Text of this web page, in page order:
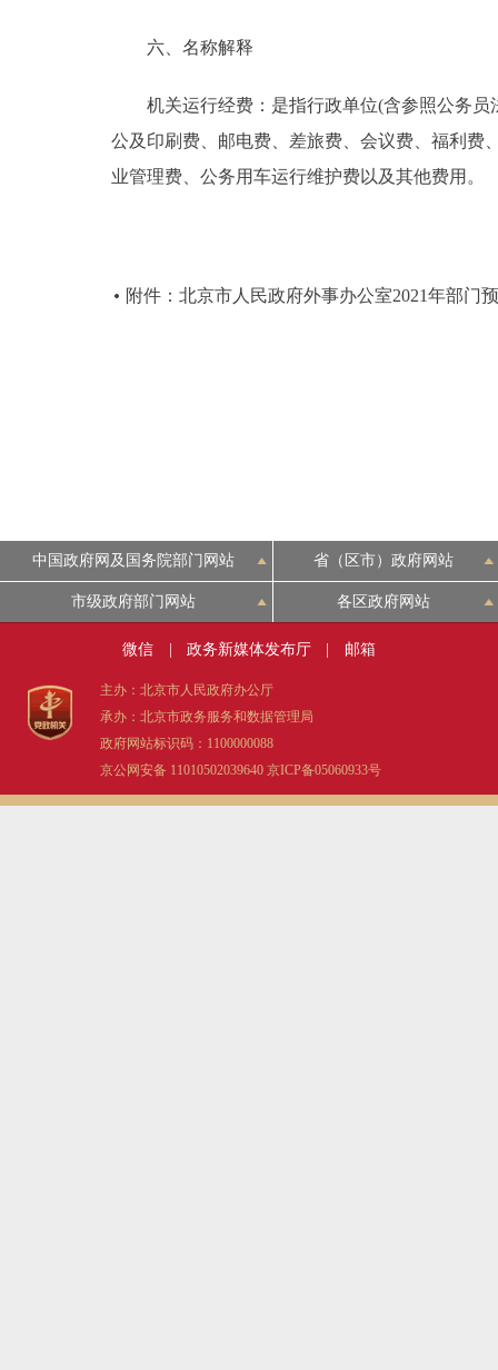
六、名称解释
机关运行经费：是指行政单位(含参照公务员
公及印刷费、邮电费、差旅费、会议费、福利费
业管理费、公务用车运行维护费以及其他费用。
附件：北京市人民政府外事办公室2021年部门
中国政府网及国务院部门网站 省（区市）政府网站
市级政府部门网站 各区政府网站
微信 政务新媒体发布厅 邮箱
主办：北京市人民政府办公厅
承办：北京市政务服务和数据管理局
政府网站标识码：1100000088
京公网安备 11010502039640 京ICP备05060933号